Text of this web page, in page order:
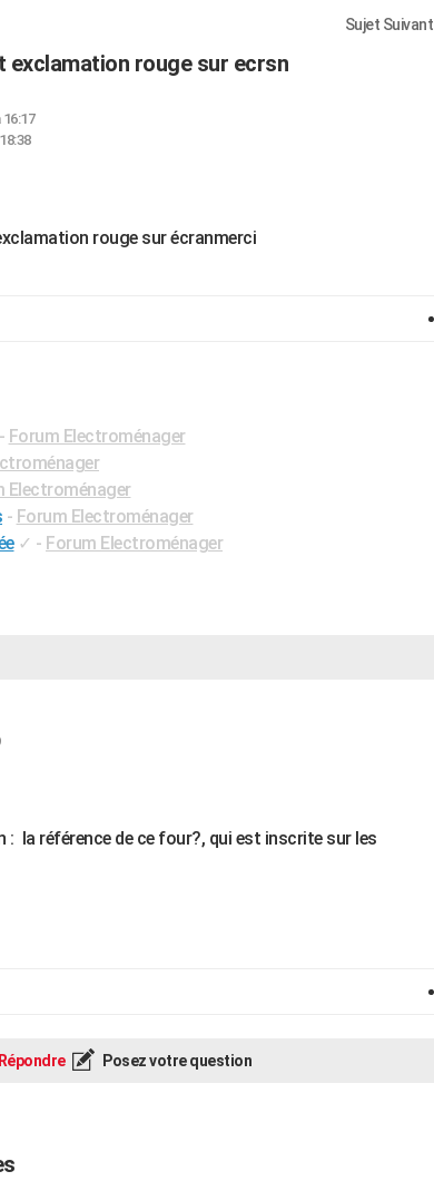
Sujet Suivant
exclamation rouge sur ecrsn
rouge sur écranmerci
- Forum Electroménager
Electroménager
- Forum Electroménager
✓ - Forum Electroménager
la référence de ce four?, qui est inscrite sur les
Répondre Posez votre question